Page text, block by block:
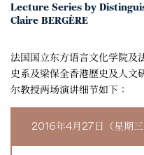
Lecture Series by
Claire BERGÈRE
法国国立东方语言文化学院及
史系及梁保全香港歷史及人文
尔教授两场演讲细节如下：
2016年4月27日（星期三